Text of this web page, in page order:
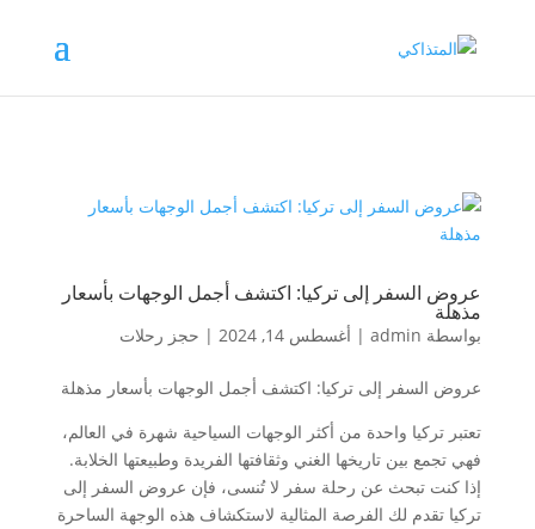
عروض السفر إلى تركيا: اكتشف أجمل الوجهات بأسعار
مذهلة
بواسطة admin
| أغسطس 14, 2024 | حجز رحلات
عروض السفر إلى تركيا: اكتشف أجمل الوجهات بأسعار مذهلة
تعتبر تركيا واحدة من أكثر الوجهات السياحية شهرة في العالم،
فهي تجمع بين تاريخها الغني وثقافتها الفريدة وطبيعتها الخلابة.
إذا كنت تبحث عن رحلة سفر لا تُنسى، فإن عروض السفر إلى
تركيا تقدم لك الفرصة المثالية لاستكشاف هذه الوجهة الساحرة